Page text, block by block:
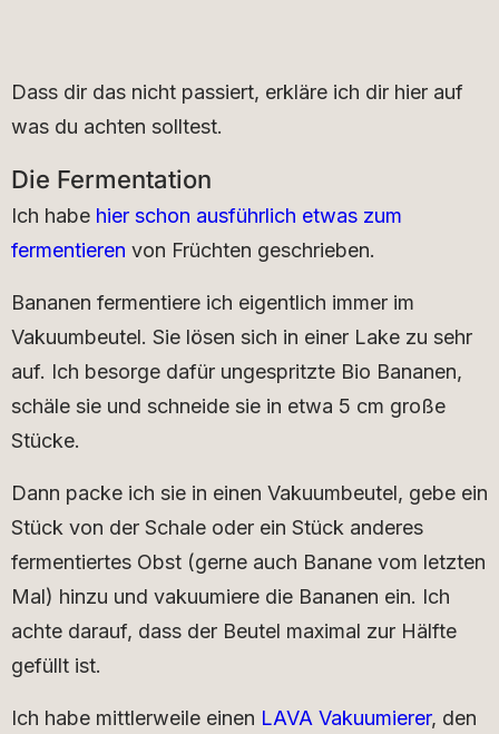
Dass dir das nicht passiert, erkläre ich dir hier auf
was du achten solltest.
Die Fermentation
Ich habe hier schon ausführlich etwas zum
fermentieren von Früchten geschrieben.
Bananen fermentiere ich eigentlich immer im
Vakuumbeutel. Sie lösen sich in einer Lake zu sehr
auf. Ich besorge dafür ungespritzte Bio Bananen,
schäle sie und schneide sie in etwa 5 cm große
Stücke.
Dann packe ich sie in einen Vakuumbeutel, gebe ein
Stück von der Schale oder ein Stück anderes
fermentiertes Obst (gerne auch Banane vom letzten
Mal) hinzu und vakuumiere die Bananen ein. Ich
achte darauf, dass der Beutel maximal zur Hälfte
gefüllt ist.
Ich habe mittlerweile einen LAVA Vakuumierer, den